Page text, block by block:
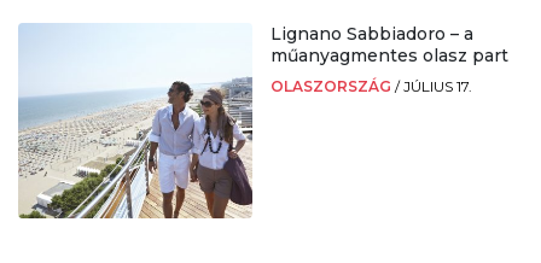
Lignano Sabbiadoro – a
műanyagmentes olasz part
OLASZORSZÁG /JÚLIUS 17.